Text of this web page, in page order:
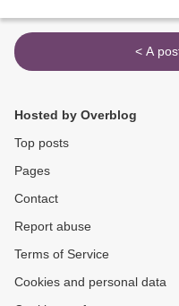
Hosted by Overblog
Top posts
Pages
Contact
Report abuse
Terms of Service
Cookies and personal data